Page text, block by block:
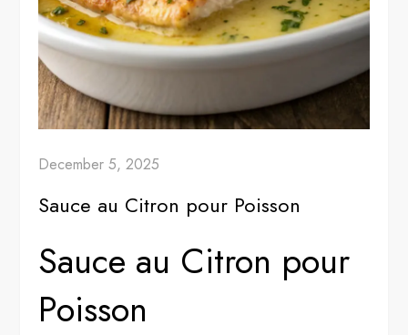
December 5, 2025
Sauce au Citron pour Poisson
Sauce au Citron pour
Poisson